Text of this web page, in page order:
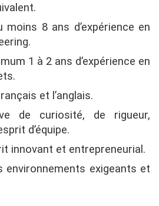
moins 8 ans d’expérience en
1 à 2 ans d’expérience en
et l’anglais.
de curiosité, de rigueur,
d’équipe.
innovant et entrepreneurial.
environnements exigeants et